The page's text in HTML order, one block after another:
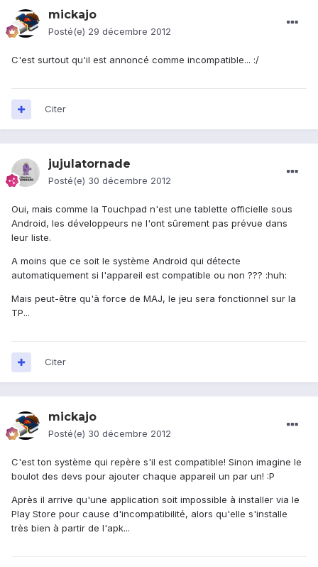
mickajo
Posté(e) 29 décembre 2012
C'est surtout qu'il est annoncé comme incompatible... :/
Citer
jujulatornade
Posté(e) 30 décembre 2012
Oui, mais comme la Touchpad n'est une tablette officielle sous
Android, les développeurs ne l'ont sûrement pas prévue dans
leur liste.
A moins que ce soit le système Android qui détecte
automatiquement si l'appareil est compatible ou non ??? :huh:
Mais peut-être qu'à force de MAJ, le jeu sera fonctionnel sur la
TP...
Citer
mickajo
Posté(e) 30 décembre 2012
C'est ton système qui repère s'il est compatible! Sinon imagine le
boulot des devs pour ajouter chaque appareil un par un! :P
Après il arrive qu'une application soit impossible à installer via le
Play Store pour cause d'incompatibilité, alors qu'elle s'installe
très bien à partir de l'apk...